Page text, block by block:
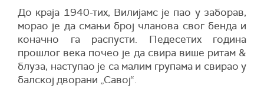
До краја 1940-тих, Вилијамс је пао у заборав,
морао је да смањи број чланова свог бенда и
коначно га распусти. Педесетих година
прошлог века почео је да свира више ритам &
блуза, наступао је са малим групама и свирао у
балској дворани „Савој“.